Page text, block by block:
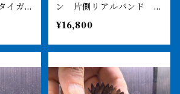
イガ
め食
ン 片側リアルバンド 11
㎝前後 おとひめ食べます
¥16,800